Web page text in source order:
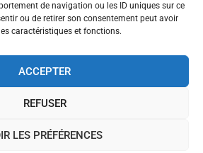
de navigation ou les ID uniques sur ce
ou de retirer son consentement peut avoir
caractéristiques et fonctions.
ACCEPTER
REFUSER
LES PRÉFÉRENCES
suivante :